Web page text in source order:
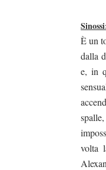
È un
dalla
e, in
volta